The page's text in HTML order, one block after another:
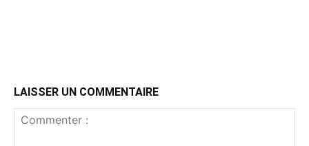
LAISSER UN COMMENTAIRE